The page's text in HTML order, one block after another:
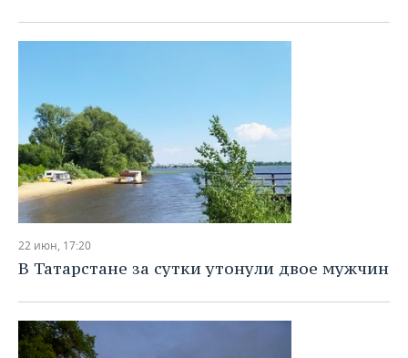
22 июн, 17:20
В Татарстане за сутки утонули двое мужчин